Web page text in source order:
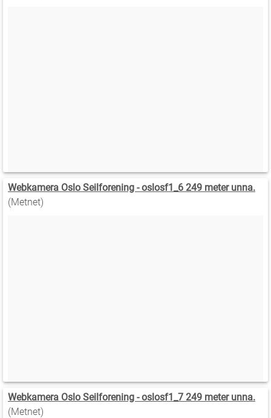
Webkamera Oslo Seilforening - oslosf1_6 249 meter unna.
(Metnet)
Webkamera Oslo Seilforening - oslosf1_7 249 meter unna.
(Metnet)